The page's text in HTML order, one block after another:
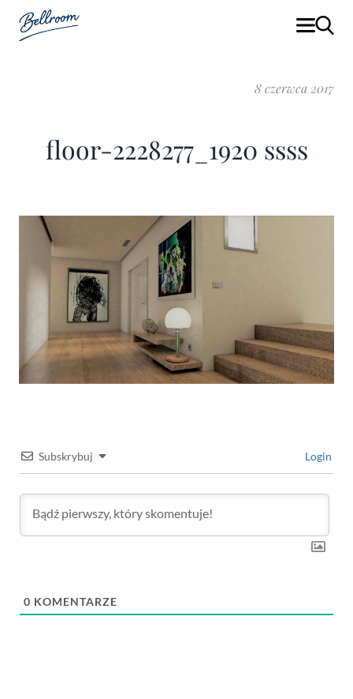
8 czerwca 2017
floor-2228277_1920 ssss
Subskrybuj Login
0 KOMENTARZE